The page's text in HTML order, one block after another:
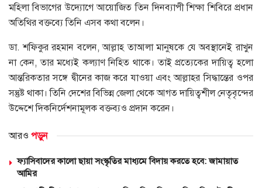
মহিলা বিভাগের উদ্যোগে আয়োজিত তিন দিনব্যাপী শিক্ষা শিবিরে প্রধান
অতিথির বক্তব্যে তিনি এসব কথা বলেন।
ডা. শফিকুর রহমান বলেন, আল্লাহ তাআলা মানুষকে যে অবস্থানেই রাখুন
না কেন, তার মধ্যেই কল্যাণ নিহিত থাকে। তাই প্রত্যেকের দায়িত্ব হলো
আন্তরিকতার সঙ্গে দ্বীনের কাজ করে যাওয়া এবং আল্লাহর সিদ্ধান্তের ওপর
সন্তুষ্ট থাকা। তিনি দেশের বিভিন্ন জেলা থেকে আগত দায়িত্বশীল নেতৃবৃন্দের
উদ্দেশে দিকনির্দেশনামূলক বক্তব্যও প্রদান করেন।
আরও পড়ুন
ফ্যাসিবাদের কালো ছায়া সংস্কৃতির মাধ্যমে বিদায় করতে হবে: জামায়াত
আমির